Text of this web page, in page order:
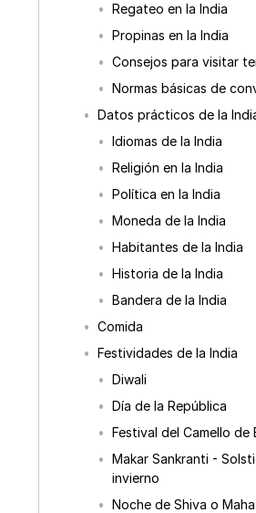
Regateo en la India
Propinas en la India
Consejos para visitar
Normas básicas de
Datos prácticos de la
Idiomas de la India
Religión en la India
Política en la India
Moneda de la India
Habitantes de la India
Historia de la India
Bandera de la India
Comida
Festividades de la India
Diwali
Día de la República
Festival del Camello de
Makar Sankranti -
invierno
Noche de Shiva o